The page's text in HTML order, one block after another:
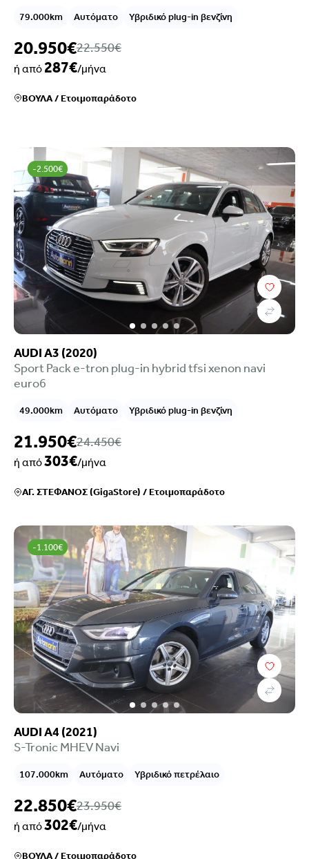
79.000km Αυτόματο Υβριδικό plug-in βενζίνη
20.950€22.550€
ή από287€/μήνα
ΒΟΥΛΑ/Ετοιμοπαράδοτο
-2.500€
AUDI A3 (2020)
Sport Pack e-tron plug-in hybrid tfsi xenon navi
euro6
49.000km Αυτόματο Υβριδικό plug-in βενζίνη
21.950€24.450€
ή από303€/μήνα
ΑΓ. ΣΤΕΦΑΝΟΣ (GigaStore) /Ετοιμοπαράδοτο
-1.100€
AUDI A4 (2021)
S-Tronic MHEV Navi
107.000km Αυτόματο Υβριδικό πετρέλαιο
22.850€23.950€
ή από302€/μήνα
ΒΟΥΛΑ/Ετοιμοπαράδοτο